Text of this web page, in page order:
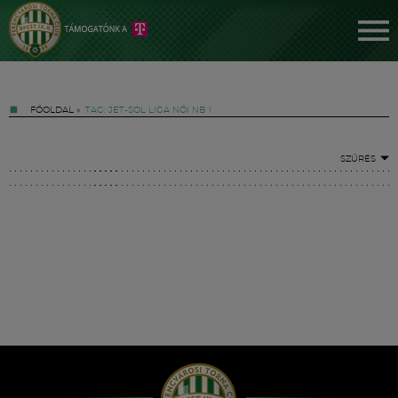
FŐOLDAL » TAG: JET-SOL LIGA NŐI NB I
SZŰRÉS
Hírek